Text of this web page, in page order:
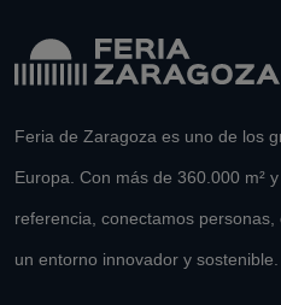
Feria de Zaragoza es uno de los
Europa. Con más de 360.000 m²
referencia, conectamos
un entorno innovador y sostenible.